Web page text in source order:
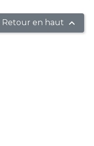
Retour en haut 